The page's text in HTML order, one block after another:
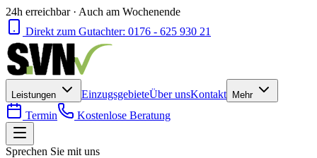
24h erreichbar · Auch am Wochenende
Direkt zum Gutachter: 0176 - 625 930 21
Leistungen EinzugsgebieteÜber unsKontakt Mehr
Termin Kostenlose Beratung
Sprechen Sie mit uns